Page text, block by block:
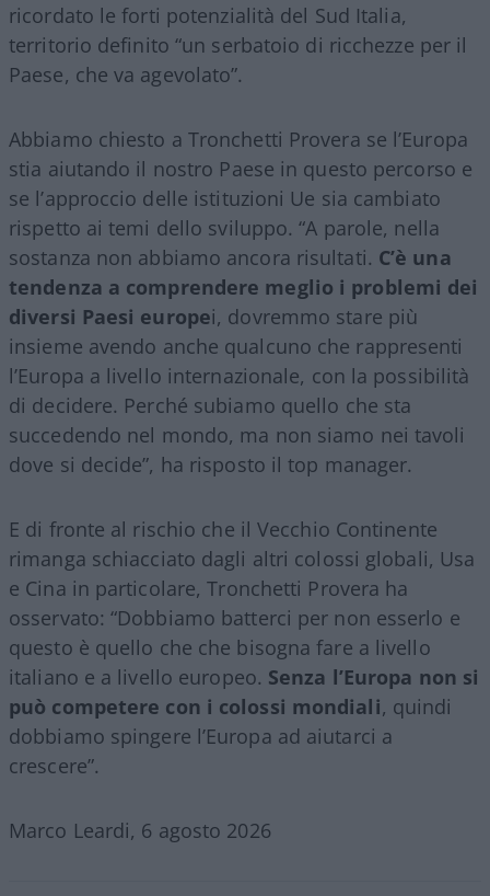
ricordato le forti potenzialità del Sud Italia,
territorio definito “un serbatoio di ricchezze per il
Paese, che va agevolato”.
Abbiamo chiesto a Tronchetti Provera se l’Europa
stia aiutando il nostro Paese in questo percorso e
se l’approccio delle istituzioni Ue sia cambiato
rispetto ai temi dello sviluppo. “A parole, nella
sostanza non abbiamo ancora risultati. C’è una
tendenza a comprendere meglio i problemi dei
diversi Paesi europei, dovremmo stare più
insieme avendo anche qualcuno che rappresenti
l’Europa a livello internazionale, con la possibilità
di decidere. Perché subiamo quello che sta
succedendo nel mondo, ma non siamo nei tavoli
dove si decide”, ha risposto il top manager.
E di fronte al rischio che il Vecchio Continente
rimanga schiacciato dagli altri colossi globali, Usa
e Cina in particolare, Tronchetti Provera ha
osservato: “Dobbiamo batterci per non esserlo e
questo è quello che che bisogna fare a livello
italiano e a livello europeo. Senza l’Europa non si
può competere con i colossi mondiali, quindi
dobbiamo spingere l’Europa ad aiutarci a
crescere”.
Marco Leardi, 6 agosto 2026